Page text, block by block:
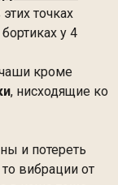
точках
у 4
кроме
, нисходящие ко
и потереть
вибрации от